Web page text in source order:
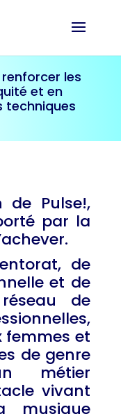
renforcer les
et en
techniques
de Pulse!,
par la
de
et de
de
femmes et
de genre
métier
vivant
musique